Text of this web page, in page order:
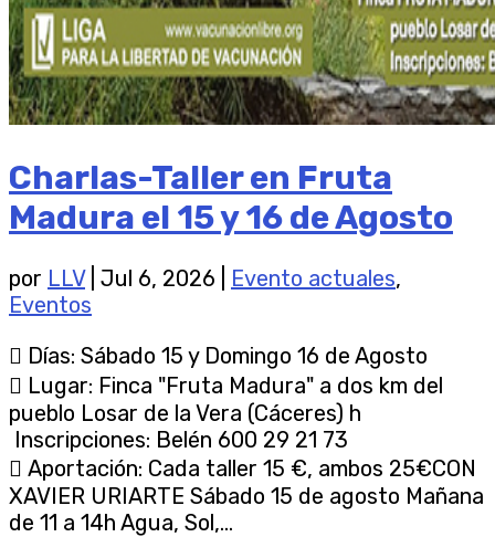
Charlas-Taller en Fruta
Madura el 15 y 16 de Agosto
por LLV| Jul 6, 2026 Evento actuales,
Eventos
 Días: Sábado 15 y Domingo 16 de Agosto
 Lugar: Finca "Fruta Madura" a dos km del
pueblo Losar de la Vera (Cáceres) h
Inscripciones: Belén 600 29 21 73
 Aportación: Cada taller 15 €, ambos 25€CON
XAVIER URIARTE Sábado 15 de agosto Mañana
de 11 a 14h Agua, Sol,...